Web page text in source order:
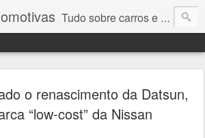
Tudo sobre carros e motores
o renascimento da Datsun,
“low-cost” da Nissan